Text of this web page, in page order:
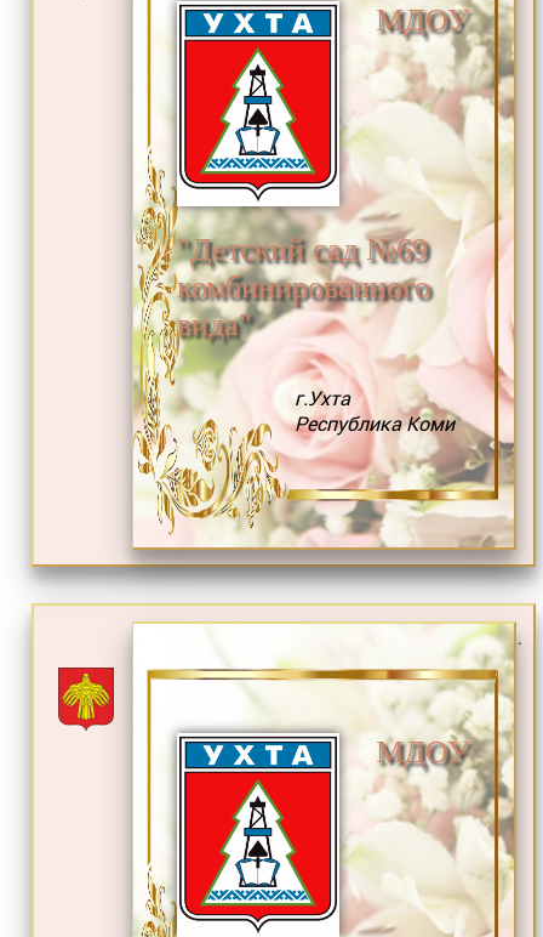
МДОУ
"Детский сад №69
комбинированного
вида"
г.Ухта
Республика Коми
.
МДОУ